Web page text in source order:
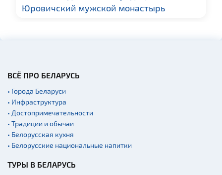
Спортинг-клубы и тиры
Национальные парки и
заказники
Концертные залы
Аэропорты
Железнодорожные
причалы
Юровичский мужской монастырь
ВСЁ ПРО БЕЛАРУСЬ
• Города Беларуси
• Инфраструктура
• Достопримечательности
• Традиции и обычаи
• Белорусская кухня
• Белорусские национальные напитки
ТУРЫ В БЕЛАРУСЬ